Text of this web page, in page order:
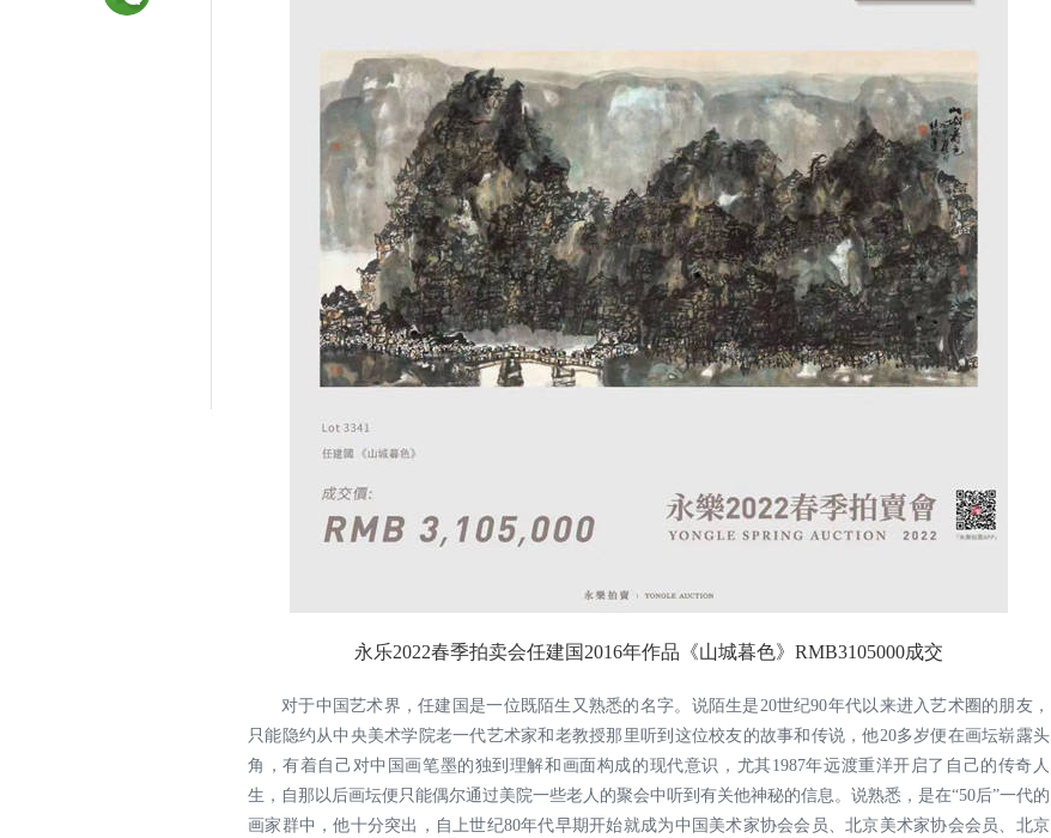
永乐2022春季拍卖会任建国2016年作品《山城暮色》RMB3105000成交
对于中国艺术界，任建国是一位既陌生又熟悉的名字。说陌生是20世纪90年代以来进入艺术圈的朋友，
只能隐约从中央美术学院老一代艺术家和老教授那里听到这位校友的故事和传说，他20多岁便在画坛崭露头
角，有着自己对中国画笔墨的独到理解和画面构成的现代意识，尤其1987年远渡重洋开启了自己的传奇人
生，自那以后画坛便只能偶尔通过美院一些老人的聚会中听到有关他神秘的信息。说熟悉，是在“50后”一代的
画家群中，他十分突出，自上世纪80年代早期开始就成为中国美术家协会会员、北京美术家协会会员、北京